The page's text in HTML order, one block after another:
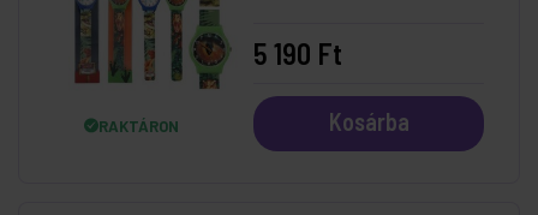
RAKTÁRON
5 190 Ft
Kosárba